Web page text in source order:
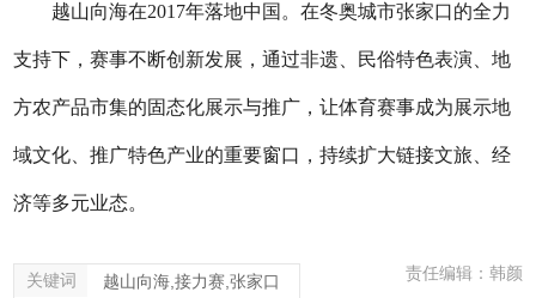
越山向海在2017年落地中国。在冬奥城市张家口的全力
支持下，赛事不断创新发展，通过非遗、民俗特色表演、地
方农产品市集的固态化展示与推广，让体育赛事成为展示地
域文化、推广特色产业的重要窗口，持续扩大链接文旅、经
济等多元业态。
关键词 越山向海,接力赛,张家口 责任编辑：韩颜